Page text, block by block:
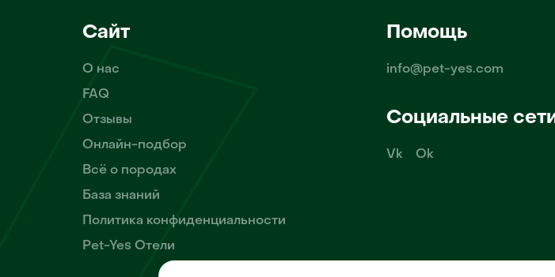
Сайт
О нас
FAQ
Отзывы
Онлайн-подбор
Всё о породах
База знаний
Политика конфиденциальности
Pet-Yes Отели
Помощь
info@pet-yes.com
Социальные
Vk Ok